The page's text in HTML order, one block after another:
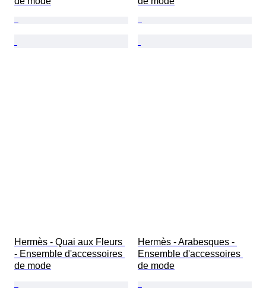
Hermès - Quai aux Fleurs
- Ensemble d'accessoires
de mode
Hermès - Arabesques -
Ensemble d'accessoires
de mode